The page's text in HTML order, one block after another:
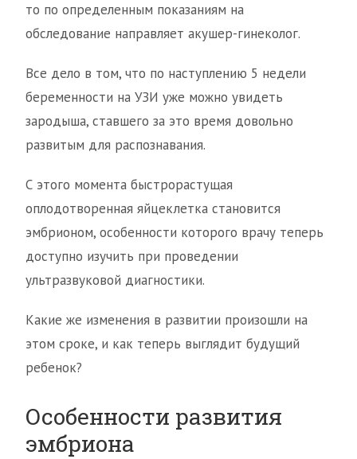
то по определенным показаниям на
обследование направляет акушер-гинеколог.
Все дело в том, что по наступлению 5 недели
беременности на УЗИ уже можно увидеть
зародыша, ставшего за это время довольно
развитым для распознавания.
С этого момента быстрорастущая
оплодотворенная яйцеклетка становится
эмбрионом, особенности которого врачу теперь
доступно изучить при проведении
ультразвуковой диагностики.
Какие же изменения в развитии произошли на
этом сроке, и как теперь выглядит будущий
ребенок?
Особенности развития
эмбриона